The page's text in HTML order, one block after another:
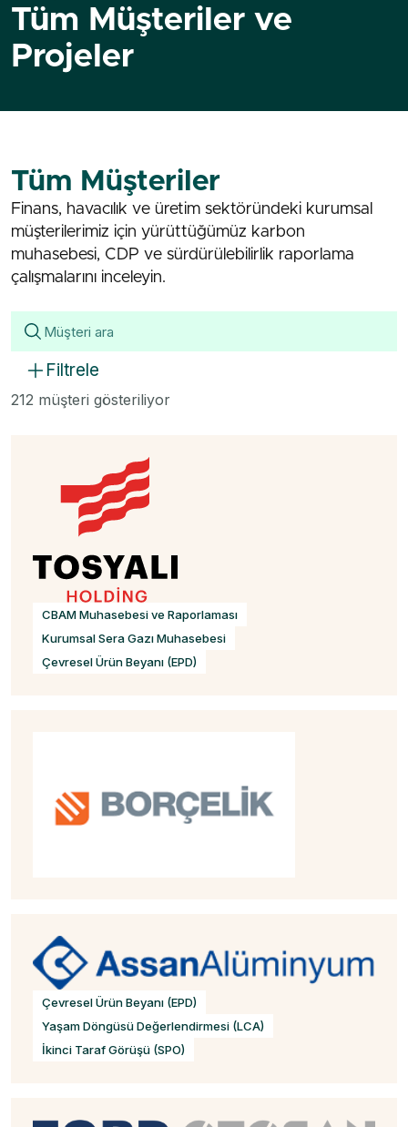
Tüm Müşteriler ve
Projeler
Tüm Müşteriler
Finans, havacılık ve üretim sektöründeki kurumsal
müşterilerimiz için yürüttüğümüz karbon
muhasebesi, CDP ve sürdürülebilirlik raporlama
çalışmalarını inceleyin.
Filtrele
212 müşteri gösteriliyor
CBAM Muhasebesi ve Raporlaması
Kurumsal Sera Gazı Muhasebesi
Çevresel Ürün Beyanı (EPD)
Çevresel Ürün Beyanı (EPD)
Yaşam Döngüsü Değerlendirmesi (LCA)
İkinci Taraf Görüşü (SPO)